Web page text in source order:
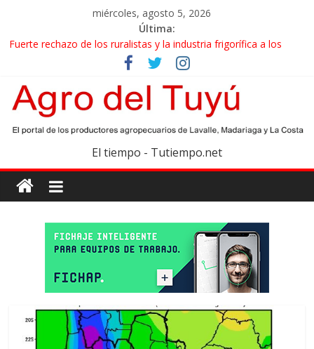
miércoles, agosto 5, 2026
Última:
Fuerte rechazo de los ruralistas y la industria frigorífica a los
cambios que impulsa el Gobierno en el IPCVA
El gobierno bonaerense realizará un censo para actualizar el
mapa de la producción hortiflorícola
Las exportaciones agroindustriales anotaron un récord histórico
en el primer semestre
Maíz: estiman una cosecha récord de 71,5 millones de toneladas
Las exportaciones de carne vacuna crecieron más de 40% en el
primer semestre
El tiempo - Tutiempo.net